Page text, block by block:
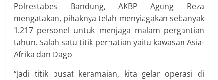
Polrestabes Bandung, AKBP Agung Reza
mengatakan, pihaknya telah menyiagakan sebanyak
1.217 personel untuk menjaga malam pergantian
tahun. Salah satu titik perhatian yaitu kawasan Asia-
Afrika dan Dago.
“Jadi titik pusat keramaian, kita gelar operasi di